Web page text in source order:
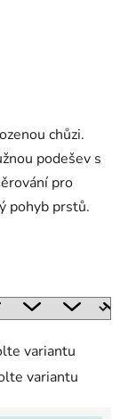
chůzi.
podešev s
pro
pohyb prstů.
variantu
variantu